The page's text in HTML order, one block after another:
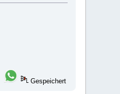
Gespeichert